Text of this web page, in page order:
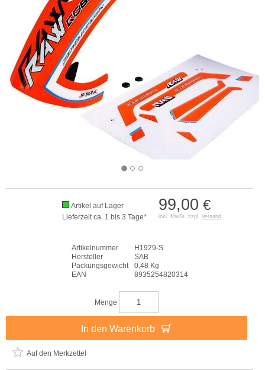
99,00 €
inkl. MwSt. zzgl. Versand
Artikel auf Lager
Lieferzeit ca. 1 bis 3 Tage*
Artikelnummer
H1929-S
Hersteller
SAB
Packungsgewicht
0,48 Kg
EAN
8935254820314
Menge
In den Warenkorb
Auf den Merkzettel